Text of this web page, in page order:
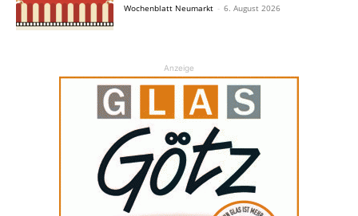
Wochenblatt Neumarkt - 6. August 2026
Anzeige